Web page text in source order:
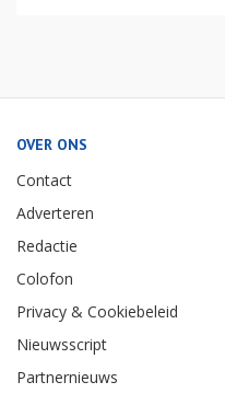
OVER ONS
Contact
Adverteren
Redactie
Colofon
Privacy & Cookiebeleid
Nieuwsscript
Partnernieuws